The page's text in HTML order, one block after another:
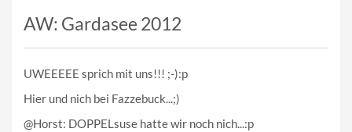
AW: Gardasee 2012
UWEEEEE sprich mit uns!!! ;-):p
Hier und nich bei Fazzebuck...;)
@Horst: DOPPELsuse hatte wir noch nich...:p